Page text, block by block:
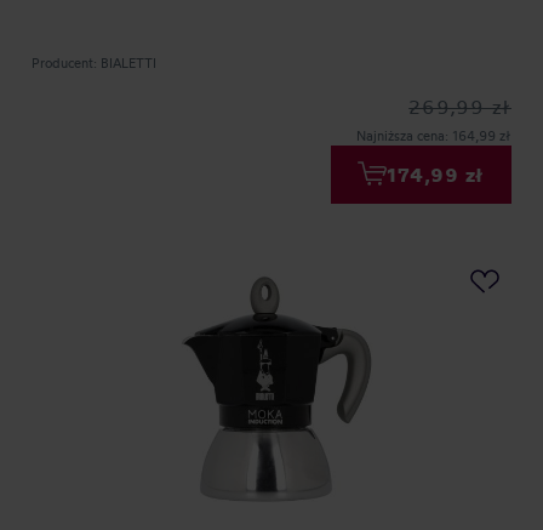
Producent: BIALETTI
269,99 zł
Najniższa cena: 164,99 zł
174,99 zł